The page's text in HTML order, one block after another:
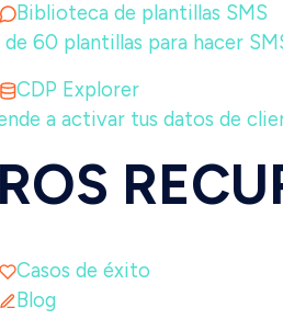
Biblioteca de plantillas SMS
de 60 plantillas para hacer
CDP Explorer
a activar tus datos de
Casos de éxito
Blog